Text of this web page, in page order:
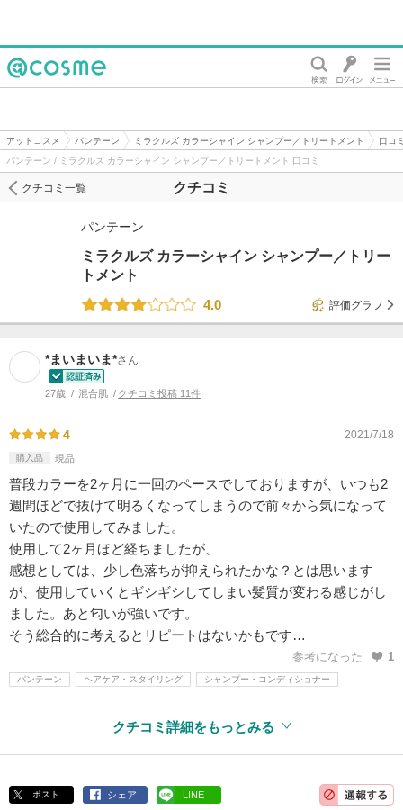
アットコスメ パンテーン ミラクルズ カラーシャイン シャンプー／トリートメント
口コ
パンテーン / ミラクルズ カラーシャイン シャンプー／トリートメント 口コミ
クチコミ
クチコミ一覧
パンテーン
ミラクルズ カラーシャイン シャンプー／トリー
トメント
4.0
評価グラフ
*まいまいま*さん
27歳 混合肌 クチコミ投稿 11件
4 2021/7/18
購入品 現品
普段カラーを2ヶ月に一回のペースでしておりますが、いつも2
週間ほどで抜けて明るくなってしまうので前々から気になって
いたので使用してみました。
使用して2ヶ月ほど経ちましたが、
感想としては、少し色落ちが抑えられたかな？とは思います
が、使用していくとギシギシしてしまい髪質が変わる感じがし
ました。あと匂いが強いです。
そう総合的に考えるとリピートはないかもです…
参考になった 1
パンテーン ヘアケア・スタイリング シャンプー・コンディショナー
クチコミ詳細をもっとみる
ポスト シェア LINE